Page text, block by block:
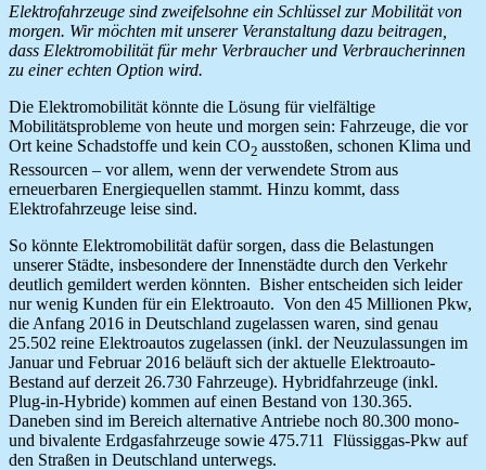
Elektrofahrzeuge sind zweifelsohne ein Schlüssel zur Mobilität von
morgen. Wir möchten mit unserer Veranstaltung dazu beitragen,
dass Elektromobilität für mehr Verbraucher und Verbraucherinnen
zu einer echten Option wird.
Die Elektromobilität könnte die Lösung für vielfältige
Mobilitätsprobleme von heute und morgen sein: Fahrzeuge, die vor
Ort keine Schadstoffe und kein CO2 ausstoßen, schonen Klima und
Ressourcen – vor allem, wenn der verwendete Strom aus
erneuerbaren Energiequellen stammt. Hinzu kommt, dass
Elektrofahrzeuge leise sind.
So könnte Elektromobilität dafür sorgen, dass die Belastungen
unserer Städte, insbesondere der Innenstädte durch den Verkehr
deutlich gemildert werden könnten. Bisher entscheiden sich leider
nur wenig Kunden für ein Elektroauto. Von den 45 Millionen Pkw,
die Anfang 2016 in Deutschland zugelassen waren, sind genau
25.502 reine Elektroautos zugelassen (inkl. der Neuzulassungen im
Januar und Februar 2016 beläuft sich der aktuelle Elektroauto-
Bestand auf derzeit 26.730 Fahrzeuge). Hybridfahrzeuge (inkl.
Plug-in-Hybride) kommen auf einen Bestand von 130.365.
Daneben sind im Bereich alternative Antriebe noch 80.300 mono-
und bivalente Erdgasfahrzeuge sowie 475.711 Flüssiggas-Pkw auf
den Straßen in Deutschland unterwegs.